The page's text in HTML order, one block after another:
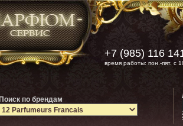
+7 (985) 116
время работы: пон.-пят. с
Поиск по брендам